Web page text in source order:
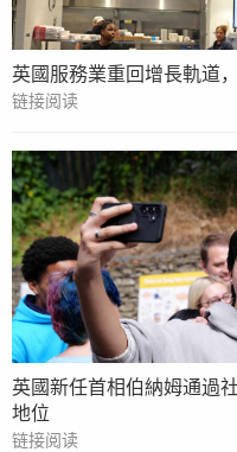
英國服務業重回增長軌道
链接阅读
英國新任首相伯納姆通過
地位
链接阅读